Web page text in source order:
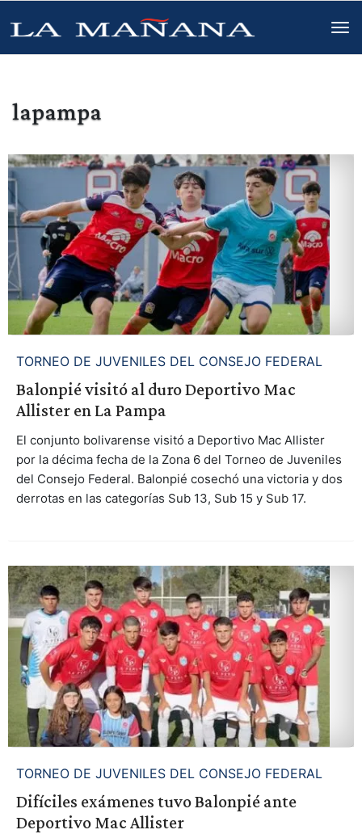
lapampa
TORNEO DE JUVENILES DEL CONSEJO FEDERAL
Balonpié visitó al duro Deportivo Mac
Allister en La Pampa
El conjunto bolivarense visitó a Deportivo Mac Allister
por la décima fecha de la Zona 6 del Torneo de Juveniles
del Consejo Federal. Balonpié cosechó una victoria y dos
derrotas en las categorías Sub 13, Sub 15 y Sub 17.
TORNEO DE JUVENILES DEL CONSEJO FEDERAL
Difíciles exámenes tuvo Balonpié ante
Deportivo Mac Allister